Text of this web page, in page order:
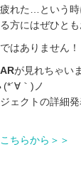
れた…という時
方にはぜひと
はありません！
ARが見れちゃい
｀)ノ
ェクトの詳細発
こちらから＞＞